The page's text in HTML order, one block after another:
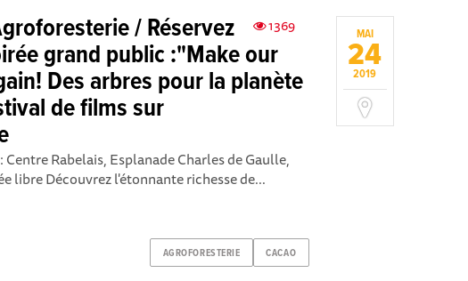
MAI
24
2019
1369
/ Réservez
grand public :"Make our
Des arbres pour la planète
de films sur
Rabelais, Esplanade Charles de Gaulle,
libre Découvrez l'étonnante richesse de...
AGROFORESTERIE CACAO